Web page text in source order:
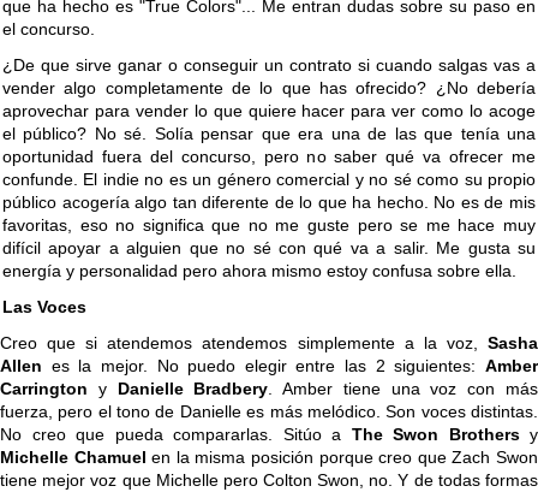
que ha hecho es "True Colors"... Me entran dudas sobre su paso en
el concurso.
¿De que sirve ganar o conseguir un contrato si cuando salgas vas a
vender algo completamente de lo que has ofrecido? ¿No debería
aprovechar para vender lo que quiere hacer para ver como lo acoge
el público? No sé. Solía pensar que era una de las que tenía una
oportunidad fuera del concurso, pero no saber qué va ofrecer me
confunde. El indie no es un género comercial y no sé como su propio
público acogería algo tan diferente de lo que ha hecho. No es de mis
favoritas, eso no significa que no me guste pero se me hace muy
difícil apoyar a alguien que no sé con qué va a salir. Me gusta su
energía y personalidad pero ahora mismo estoy confusa sobre ella.
Las Voces
Creo que si atendemos atendemos simplemente a la voz, Sasha
Allen es la mejor. No puedo elegir entre las 2 siguientes: Amber
Carrington y Danielle Bradbery . Amber tiene una voz con más
fuerza, pero el tono de Danielle es más melódico. Son voces distintas.
No creo que pueda compararlas. Sitúo a The Swon Brothersy
Michelle Chamuel en la misma posición porque creo que Zach Swon
tiene mejor voz que Michelle pero Colton Swon, no. Y de todas formas